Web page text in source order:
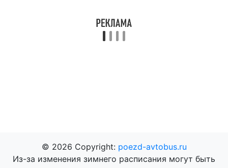
© 2026 Copyright: poezd-avtobus.ru
Из-за изменения зимнего расписания могут быть